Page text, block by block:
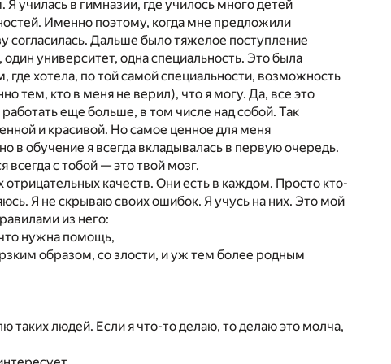
училась в гимназии, где училось много детей
Именно поэтому, когда мне предложили
согласилась. Дальше было тяжелое поступление
университет, одна специальность. Это была
хотела, по той самой специальности, возможность
тем, кто в меня не верил), что я могу. Да, все это
еще больше, в том числе над собой. Так
и красивой. Но самое ценное для меня
обучение я всегда вкладывалась в первую очередь.
с тобой — это твой мозг.
качеств. Они есть в каждом. Просто кто-
Я не скрываю своих ошибок. Я учусь на них. Это мой
из него:
нужна помощь,
образом, со злости, и уж тем более родным
людей. Если я что-то делаю, то делаю это молча,